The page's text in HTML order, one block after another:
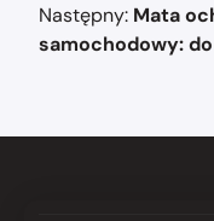
Następny: Mata
samochodowy: